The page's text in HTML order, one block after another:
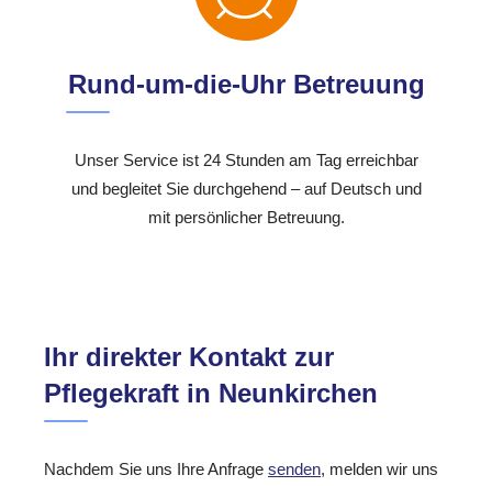
Rund-um-die-Uhr Betreuung
Unser Service ist 24 Stunden am Tag erreichbar
und begleitet Sie durchgehend – auf Deutsch und
mit persönlicher Betreuung.
Ihr direkter Kontakt zur
Pflegekraft in Neunkirchen
Nachdem Sie uns Ihre Anfrage senden, melden wir uns